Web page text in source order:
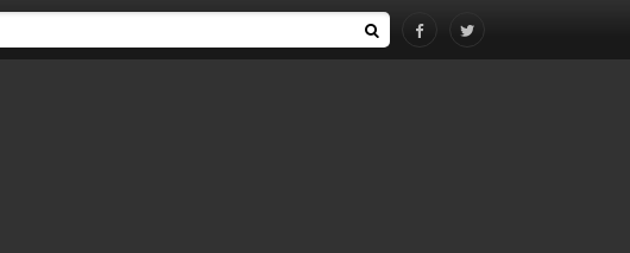
を取得する際は継承にも注意